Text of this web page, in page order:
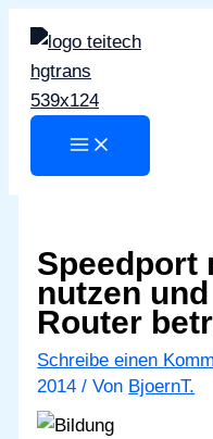
Zum
Inhalt
springen
Speedport
nutzen
Router
Schreibe einen
2014/ Von BjoernT.